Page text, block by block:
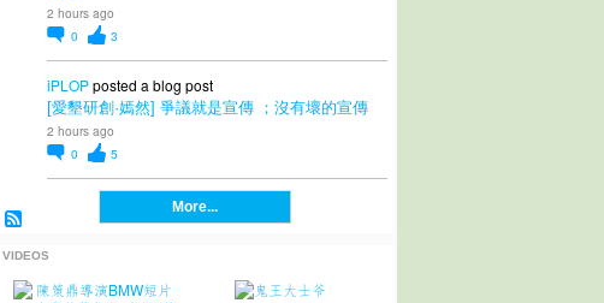
2 hours ago
0
3
iPLOPposted a blog post
[愛墾研創·嫣然] 爭議就是宣傳 ；沒有壞的宣傳
2 hours ago
0
5
More...
VIDEOS